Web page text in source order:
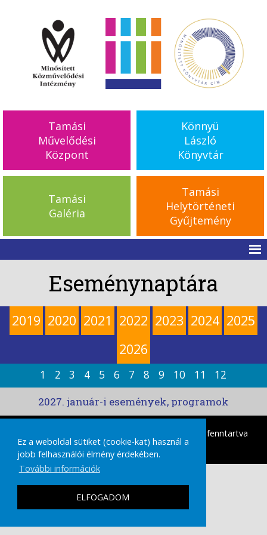
Ez a weboldal sütiket (cookie-kat) használ a
jobb felhasználói élmény érdekében.
További információk
ELFOGADOM
Tamási
Művelődési
Központ
Könnyü
László
Könyvtár
Tamási
Galéria
Tamási
Helytörténeti
Gyűjtemény
Eseménynaptára
2019 2020 2021 2022 2023 2024 2025
2026
1 2 3 4 5 6 7 8 9 10 11
12
2027. január-i események, programok
Copyright © 2026 Minden Jog fenntartva
IMPRESSZUM|ADATVÉDELMI TÁJÉKOZTATÓ